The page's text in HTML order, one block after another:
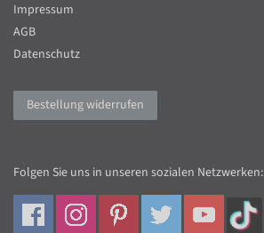
Impressum
AGB
Datenschutz
Bestellung widerrufen
Folgen Sie uns in unseren sozialen Netzwerken: